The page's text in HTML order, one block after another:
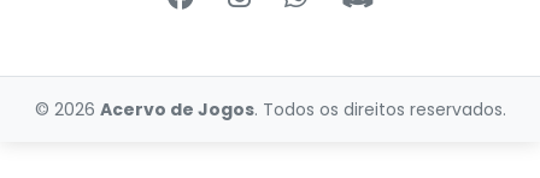
© 2026 Acervo de Jogos. Todos os direitos reservados.